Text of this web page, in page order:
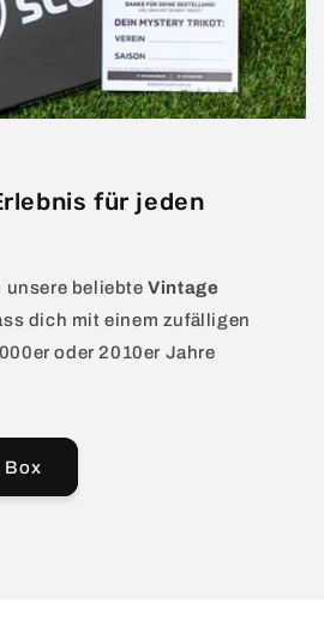
für jeden
unsere beliebteVintage
dich mit einem zufälligen
oder 2010er Jahre
Box